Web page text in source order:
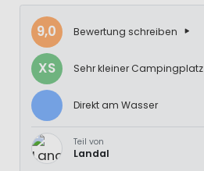
9,0 Bewertung schreiben
XS Sehr kleiner Campingplatz
Direkt am Wasser
Teil von
Landal